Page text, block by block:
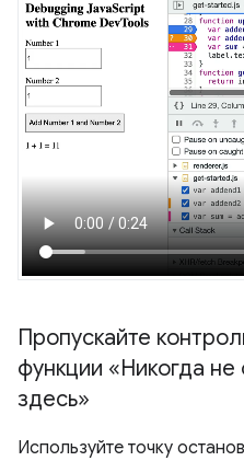
Пропускайте
функции «Никогда не
здесь»
Используйте точку